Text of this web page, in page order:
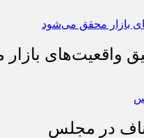
واقعیت‌های
در مجلس